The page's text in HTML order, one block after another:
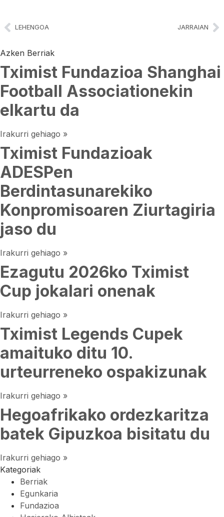
LEHENGOA JARRAIAN
Azken Berriak
Tximist Fundazioa Shanghai
Football Associationekin
elkartu da
Irakurri gehiago »
Tximist Fundazioak
ADESPen
Berdintasunarekiko
Konpromisoaren Ziurtagiria
jaso du
Irakurri gehiago »
Ezagutu 2026ko Tximist
Cup jokalari onenak
Irakurri gehiago »
Tximist Legends Cupek
amaituko ditu 10.
urteurreneko ospakizunak
Irakurri gehiago »
Hegoafrikako ordezkaritza
batek Gipuzkoa bisitatu du
Irakurri gehiago »
Kategoriak
Berriak
Egunkaria
Fundazioa